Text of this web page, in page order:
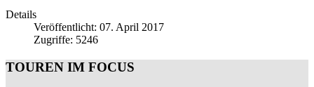
Details
Veröffentlicht: 07. April 2017
Zugriffe: 5246
TOUREN IM FOCUS